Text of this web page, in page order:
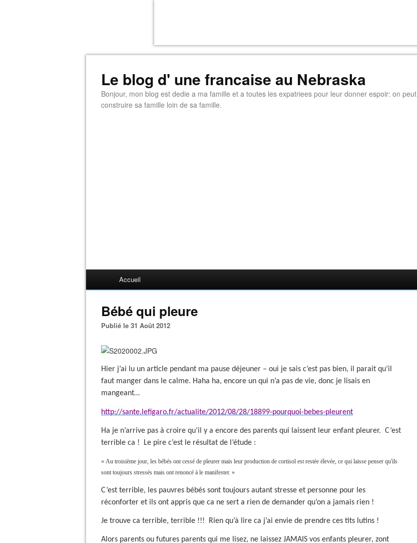
Le blog d' une francaise au Nebraska
Bonjour, mon blog est dedie a ma famille et a toutes les expatriees pour leur donner espoir: on peut
construire sa famille loin de sa famille.
Accueil
Bébé qui pleure
Publié le 31 Août 2012
Hier j’ai lu un article pendant ma pause déjeuner – oui je sais c’est pas bien, il parait qu’il
faut manger dans le calme. Haha ha, encore un qui n’a pas de vie, donc je lisais en
mangeant…
http://sante.lefigaro.fr/actualite/2012/08/28/18899-pourquoi-bebes-pleurent
Ha je n’arrive pas à croire qu’il y a encore des parents qui laissent leur enfant pleurer. C’est
terrible ca !
Le pire c’est le résultat de l’étude :
« Au troisième jour, les bébés ont cessé de pleurer mais leur production de cortisol est restée élevée, ce qui laisse penser qu'ils
sont toujours stressés mais ont renoncé à le manifester. »
C’est terrible, les pauvres bébés sont toujours autant stresse et personne pour les
réconforter et ils ont appris que ca ne sert a rien de demander qu’on a jamais rien !
Je trouve ca terrible, terrible !!! Rien qu’à lire ca j’ai envie de prendre ces tits lutins !
Alors parents ou futures parents qui me lisez, ne laissez JAMAIS vos enfants pleurer, zont